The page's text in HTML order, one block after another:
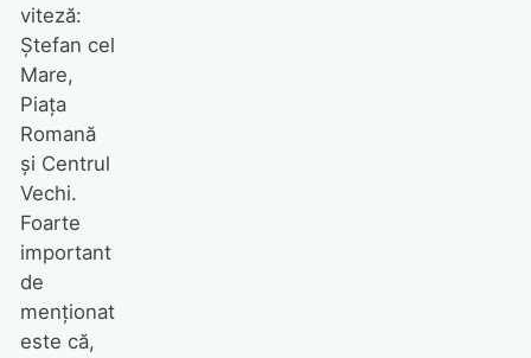
viteză:
Ștefan cel
Mare,
Piața
Romană
și Centrul
Vechi.
Foarte
important
de
menționat
este că,